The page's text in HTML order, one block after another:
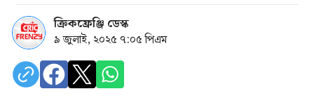
ক্রিকফ্রেঞ্জি ডেস্ক
৯ জুলাই, ২০২৫ ৭:০৫ পিএম